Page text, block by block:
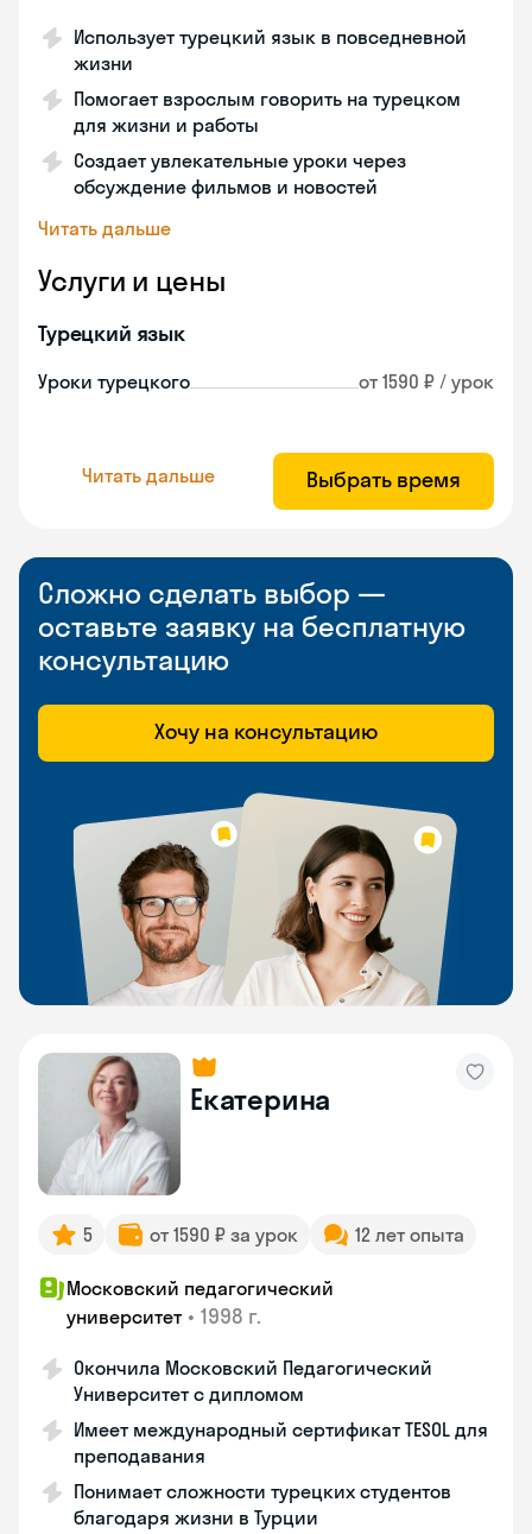
Использует турецкий язык в повседневной
жизни
Помогает взрослым говорить на турецком
для жизни и работы
Создает увлекательные уроки через
обсуждение фильмов и новостей
Читать дальше
Услуги и цены
Турецкий язык
Уроки турецкого от 1590 ₽ / урок
Читать дальше Выбрать время
Сложно сделать выбор —
оставьте заявку на бесплатную
консультацию
Хочу на консультацию
Екатерина
5 от 1590 ₽ за урок 12 лет опыта
Московский педагогический
университет • 1998 г.
Окончила Московский Педагогический
Университет с дипломом
Имеет международный сертификат TESOL для
преподавания
Понимает сложности турецких студентов
благодаря жизни в Турции